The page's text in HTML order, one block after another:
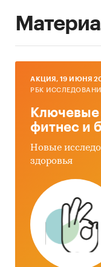
AКЦИЯ, 19 ИЮНЯ
РБК
Ключевые
фитнес и
Новые
здоровья